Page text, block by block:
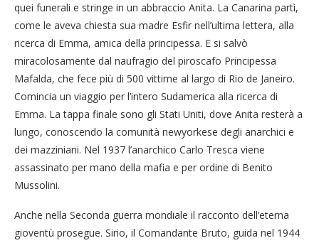
quei funerali e stringe in un abbraccio Anita. La Canarina partì,
come le aveva chiesta sua madre Esfir nell’ultima lettera, alla
ricerca di Emma, amica della principessa. E si salvò
miracolosamente dal naufragio del piroscafo Principessa
Mafalda, che fece più di 500 vittime al largo di Rio de Janeiro.
Comincia un viaggio per l’intero Sudamerica alla ricerca di
Emma. La tappa finale sono gli Stati Uniti, dove Anita resterà a
lungo, conoscendo la comunità newyorkese degli anarchici e
dei mazziniani. Nel 1937 l’anarchico Carlo Tresca viene
assassinato per mano della mafia e per ordine di Benito
Mussolini.
Anche nella Seconda guerra mondiale il racconto dell’eterna
gioventù prosegue. Sirio, il Comandante Bruto, guida nel 1944